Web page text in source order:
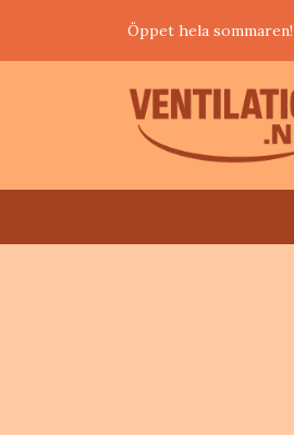
Öppet hela sommaren!